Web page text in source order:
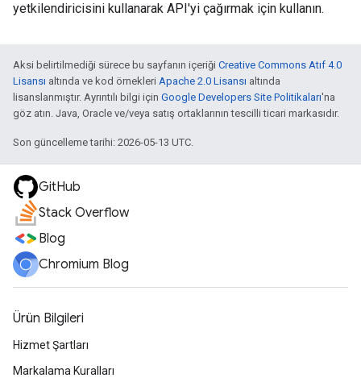
yetkilendiricisini kullanarak API'yi çağırmak için kullanın.
Aksi belirtilmediği sürece bu sayfanın içeriği Creative Commons Atıf 4.0
Lisansı altında ve kod örnekleri Apache 2.0 Lisansı altında
lisanslanmıştır. Ayrıntılı bilgi için Google Developers Site Politikaları'na
göz atın. Java, Oracle ve/veya satış ortaklarının tescilli ticari markasıdır.
Son güncelleme tarihi: 2026-05-13 UTC.
GitHub
Stack Overflow
Blog
Chromium Blog
Ürün Bilgileri
Hizmet Şartları
Markalama Kuralları